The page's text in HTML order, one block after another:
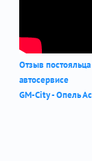
Отзыв
автосервисе
GM-City - Опель